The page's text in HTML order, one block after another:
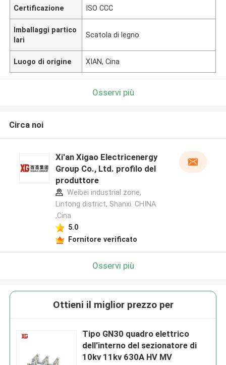
Certificazione ISO CCC
Imballaggi partico
lari
Scatola di legno
Luogo di origine XIAN, Cina
Osservi più
Circa noi
Xi'an Xigao Electricenergy
Group Co., Ltd. profilo del
produttore
Weibei industrial zone,
Lintong district, Shanxi. CHINA
,Cina
5.0
Fornitore verificato
Osservi più
Ottieni il miglior prezzo per
Tipo GN30 quadro elettrico
dell'interno del sezionatore di
10kv 11kv 630A HV MV